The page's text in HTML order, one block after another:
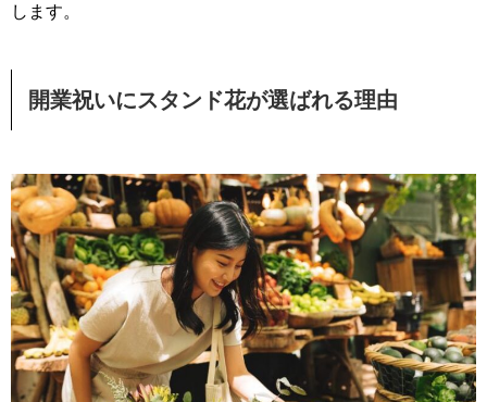
します。
開業祝いにスタンド花が選ばれる理由